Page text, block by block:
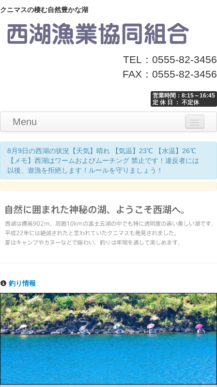
クニマスの棲む自然豊かな湖
TEL：0555-82-3456
FAX：0555-82-3456
営業時間：8:15～16:45
定 休 日 ： 不定休
Menu
Home
釣り情報
マナーとお願い
クニマス展示館
漁協からのお知らせ
お問い合わせ
8月9日の西湖の状況【天気】晴れ 【気温】23℃ 【水温】26℃
【メモ】西湖はワームおよびムーチング 禁止です！違反者には
以後、遊漁を拒絶します！ルールを守りましょう！
釣り情報